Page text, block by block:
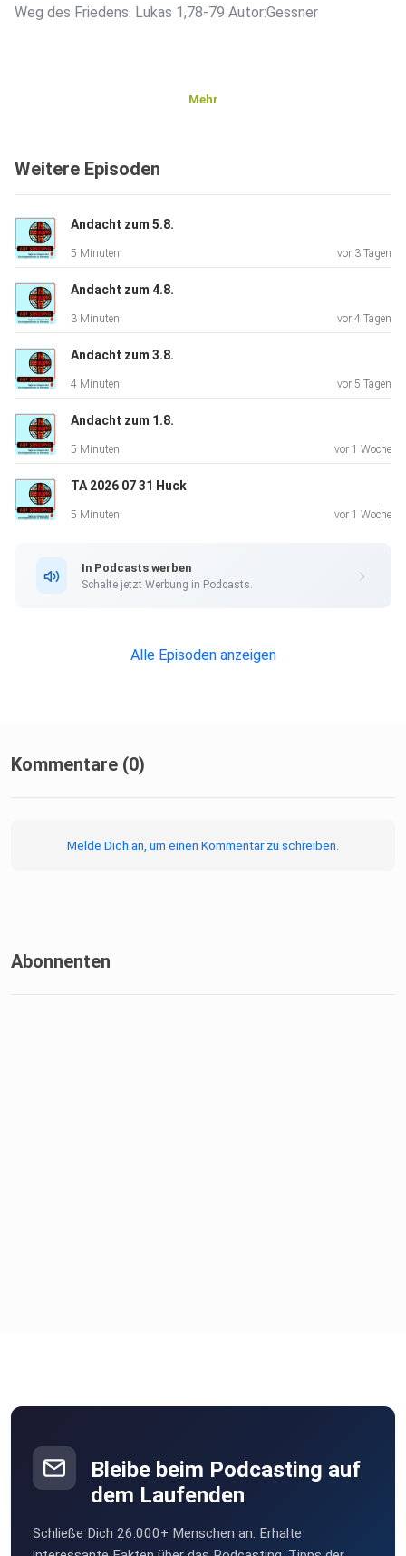
Weg des Friedens. Lukas 1,78-79 Autor:Gessner
Mehr
Weitere Episoden
Andacht zum 5.8.
5 Minuten vor 3 Tagen
Andacht zum 4.8.
3 Minuten vor 4 Tagen
Andacht zum 3.8.
4 Minuten vor 5 Tagen
Andacht zum 1.8.
5 Minuten vor 1 Woche
TA 2026 07 31 Huck
5 Minuten vor 1 Woche
In Podcasts werben
Schalte jetzt Werbung in Podcasts.
Alle Episoden anzeigen
Kommentare (0)
Melde Dich an, um einen Kommentar zu schreiben.
Abonnenten
Bleibe beim Podcasting auf
dem Laufenden
Schließe Dich 26.000+ Menschen an. Erhalte